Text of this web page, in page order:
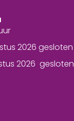
2026 gesloten
2026 gesloten